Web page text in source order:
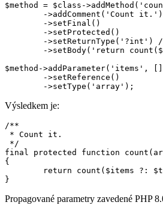
$method = $class-
$method-
Výsledkem je:
/**
* Count it.
*/
final protected function
{
Propagované parametry zavedené PHP